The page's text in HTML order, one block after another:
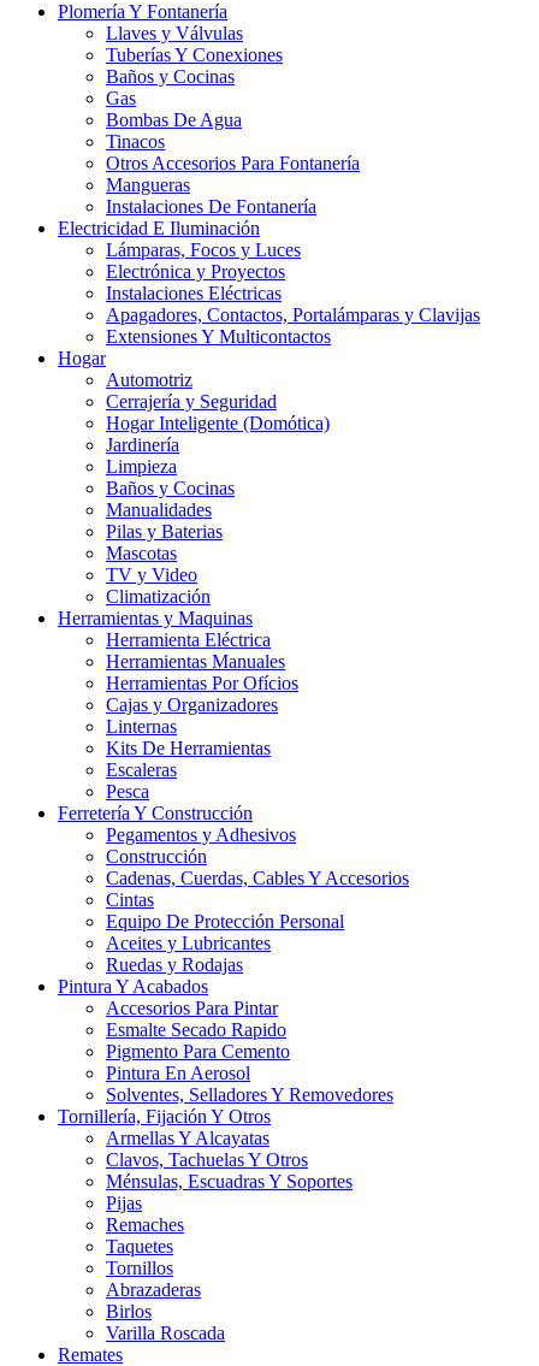
Plomería Y Fontanería
Llaves y Válvulas
Tuberías Y Conexiones
Baños y Cocinas
Gas
Bombas De Agua
Tinacos
Otros Accesorios Para Fontanería
Mangueras
Instalaciones De Fontanería
Electricidad E Iluminación
Lámparas, Focos y Luces
Electrónica y Proyectos
Instalaciones Eléctricas
Apagadores, Contactos, Portalámparas y Clavijas
Extensiones Y Multicontactos
Hogar
Automotriz
Cerrajería y Seguridad
Hogar Inteligente (Domótica)
Jardinería
Limpieza
Baños y Cocinas
Manualidades
Pilas y Baterias
Mascotas
TV y Video
Climatización
Herramientas y Maquinas
Herramienta Eléctrica
Herramientas Manuales
Herramientas Por Ofícios
Cajas y Organizadores
Linternas
Kits De Herramientas
Escaleras
Pesca
Ferretería Y Construcción
Pegamentos y Adhesivos
Construcción
Cadenas, Cuerdas, Cables Y Accesorios
Cintas
Equipo De Protección Personal
Aceites y Lubricantes
Ruedas y Rodajas
Pintura Y Acabados
Accesorios Para Pintar
Esmalte Secado Rapido
Pigmento Para Cemento
Pintura En Aerosol
Solventes, Selladores Y Removedores
Tornillería, Fijación Y Otros
Armellas Y Alcayatas
Clavos, Tachuelas Y Otros
Ménsulas, Escuadras Y Soportes
Pijas
Remaches
Taquetes
Tornillos
Abrazaderas
Birlos
Varilla Roscada
Remates